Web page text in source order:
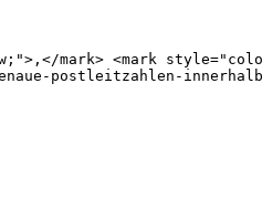
mark> <mark
postleitzahlen-